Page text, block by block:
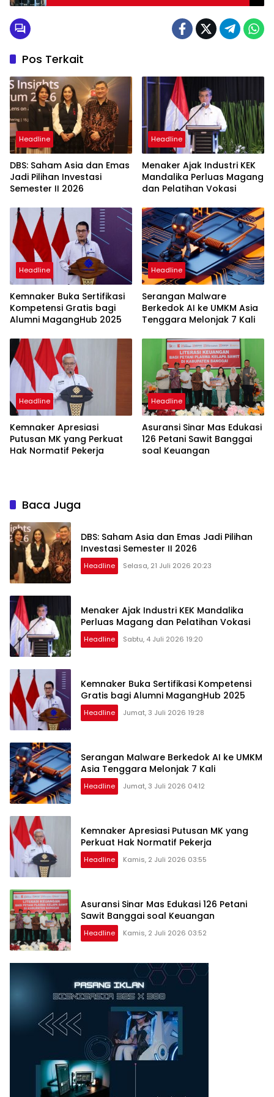
Pos Terkait
Headline
DBS: Saham Asia dan Emas
Jadi Pilihan Investasi
Semester II 2026
Headline
Menaker Ajak Industri KEK
Mandalika Perluas Magang
dan Pelatihan Vokasi
Headline
Kemnaker Buka Sertifikasi
Kompetensi Gratis bagi
Alumni MagangHub 2025
Headline
Serangan Malware
Berkedok AI ke UMKM Asia
Tenggara Melonjak 7 Kali
Headline
Kemnaker Apresiasi
Putusan MK yang Perkuat
Hak Normatif Pekerja
Headline
Asuransi Sinar Mas Edukasi
126 Petani Sawit Banggai
soal Keuangan
Baca Juga
DBS: Saham Asia dan Emas Jadi Pilihan
Investasi Semester II 2026
Headline Selasa, 21 Juli 2026 20:23
Menaker Ajak Industri KEK Mandalika
Perluas Magang dan Pelatihan Vokasi
Headline Sabtu, 4 Juli 2026 19:20
Kemnaker Buka Sertifikasi Kompetensi
Gratis bagi Alumni MagangHub 2025
Headline Jumat, 3 Juli 2026 19:28
Serangan Malware Berkedok AI ke UMKM
Asia Tenggara Melonjak 7 Kali
Headline Jumat, 3 Juli 2026 04:12
Kemnaker Apresiasi Putusan MK yang
Perkuat Hak Normatif Pekerja
Headline Kamis, 2 Juli 2026 03:55
Asuransi Sinar Mas Edukasi 126 Petani
Sawit Banggai soal Keuangan
Headline Kamis, 2 Juli 2026 03:52